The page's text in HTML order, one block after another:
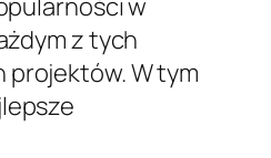
w
z tych
projektów. W tym